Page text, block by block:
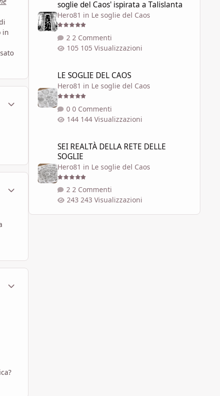
in
Statistiche Autore
Statistiche Autore
soglie del Caos' ispirata a Talislanta
Hero81 in Le soglie del Caos
2 Commenti
105 Visualizzazioni
LE SOGLIE DEL CAOS
Hero81 in Le soglie del Caos
0 Commenti
144 Visualizzazioni
SEI REALTÀ DELLA RETE DELLE
SOGLIE
Hero81 in Le soglie del Caos
2 Commenti
243 Visualizzazioni